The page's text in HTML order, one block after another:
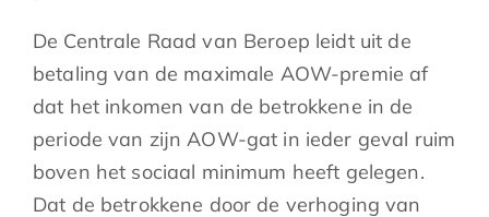
De Centrale Raad van Beroep leidt uit de
betaling van de maximale AOW-premie af
dat het inkomen van de betrokkene in de
periode van zijn AOW-gat in ieder geval ruim
boven het sociaal minimum heeft gelegen.
Dat de betrokkene door de verhoging van